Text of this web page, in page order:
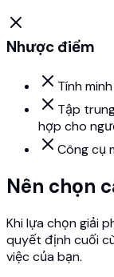
Nhược điểm
Tính
Tập
hợp cho
Công cụ
Nên chọn
Khi lựa chọn giải
quyết định cuối
việc của bạn.